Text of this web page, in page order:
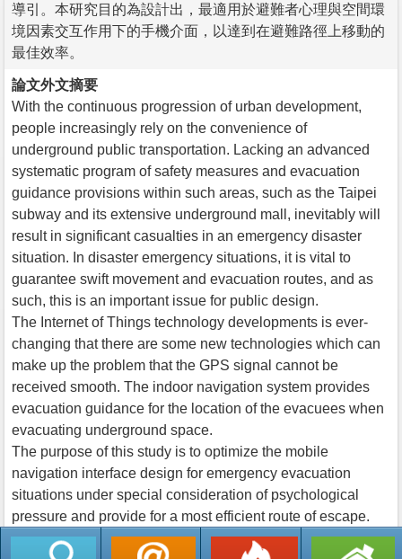
導引。本研究目的為設計出，最適用於避難者心理與空間環
境因素交互作用下的手機介面，以達到在避難路徑上移動的
最佳效率。
論文外文摘要
With the continuous progression of urban development,
people increasingly rely on the convenience of
underground public transportation. Lacking an advanced
systematic program of safety measures and evacuation
guidance provisions within such areas, such as the Taipei
subway and its extensive underground mall, inevitably will
result in significant casualties in an emergency disaster
situation. In disaster emergency situations, it is vital to
guarantee swift movement and evacuation routes, and as
such, this is an important issue for public design.
The Internet of Things technology developments is ever-
changing that there are some new technologies which can
make up the problem that the GPS signal cannot be
received smooth. The indoor navigation system provides
evacuation guidance for the location of the evacuees when
evacuating underground space.
The purpose of this study is to optimize the mobile
navigation interface design for emergency evacuation
situations under special consideration of psychological
pressure and provide for a most efficient route of escape.